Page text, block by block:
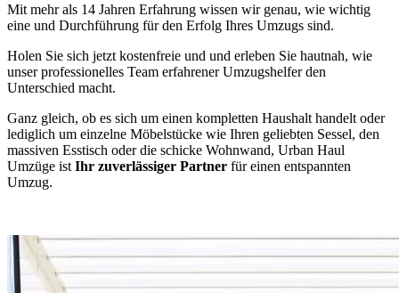
Mit mehr als 14 Jahren Erfahrung wissen wir genau, wie wichtig
eine und Durchführung für den Erfolg Ihres Umzugs sind.
Holen Sie sich jetzt kostenfreie und und erleben Sie hautnah, wie
unser professionelles Team erfahrener Umzugshelfer den
Unterschied macht.
Ganz gleich, ob es sich um einen kompletten Haushalt handelt oder
lediglich um einzelne Möbelstücke wie Ihren geliebten Sessel, den
massiven Esstisch oder die schicke Wohnwand, Urban Haul
Umzüge ist Ihr zuverlässiger Partner für einen entspannten
Umzug.